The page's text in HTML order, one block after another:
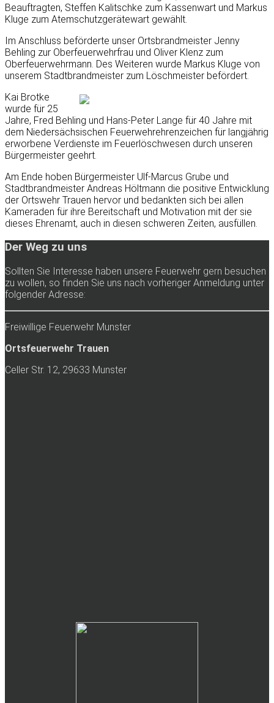
Beauftragten, Steffen Kalitschke zum Kassenwart und Markus
Kluge zum Atemschutzgerätewart gewählt.
Im Anschluss beförderte unser Ortsbrandmeister Jenny
Behling zur Oberfeuerwehrfrau und Oliver Klenz zum
Oberfeuerwehrmann. Des Weiteren wurde Markus Kluge von
unserem Stadtbrandmeister zum Löschmeister befördert.
Kai Brotke
wurde für 25
Jahre, Fred Behling und Hans-Peter Lange für 40 Jahre mit
dem Niedersächsischen Feuerwehrehrenzeichen für langjährig
erworbene Verdienste im Feuerlöschwesen durch unseren
Bürgermeister geehrt.
Am Ende hoben Bürgermeister Ulf-Marcus Grube und
Stadtbrandmeister Andreas Höltmann die positive Entwicklung
der Ortswehr Trauen hervor und bedankten sich bei allen
Kameraden für ihre Bereitschaft und Motivation mit der sie
dieses Ehrenamt, auch in diesen schweren Zeiten, ausfüllen.
Der Weg zu uns
Sollten Sie Interesse haben unsere Feuerwehr gern besuchen
zu wollen, so finden Sie uns nach vorheriger Anmeldung unter
folgender Adresse:
Freiwillige Feuerwehr Munster
Ortsfeuerwehr Trauen
Celler Str. 12, 29633 Munster